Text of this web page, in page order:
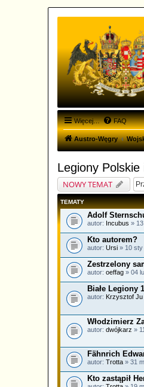
Więcej… FAQ
Austro-Węgry
Legiony Polskie
NOWY TEMAT
TEMATY
Adolf
autor: Incubus »
Kto autorem?
autor: Ursi » 10 sty
Zestrzelony
autor: oeffag » 04
Białe Legiony
autor: Krzysztof Ju
Włodzimierz
autor: dwójkarz »
Fähnrich
autor: Trotta » 31
Kto zastąpił